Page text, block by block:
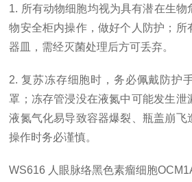
1. 所有动物细胞均视为具有潜在生物
物安全柜内操作，做好个人防护；所
器皿，需经灭菌处理后方可丢弃。
2. 复苏冻存细胞时，务必佩戴防护
罩；冻存管浸没在液氮中可能发生泄
液氮气化易导致容器爆裂、瓶盖崩飞
操作时务必谨慎。
WS616 人眼脉络黑色素瘤细胞